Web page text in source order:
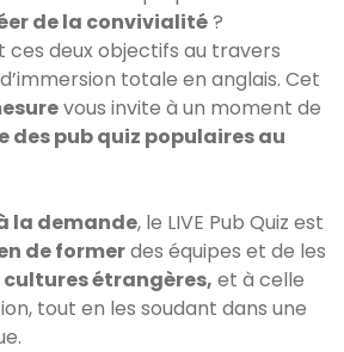
de la convivialité?
deux objectifs au travers
totale en anglais. Cet
vous invite à un moment de
des pub quiz populaires au
la demande, le LIVE Pub Quiz est
de formerdes équipes et de les
cultures étrangères, et à celle
tout en les soudant dans une